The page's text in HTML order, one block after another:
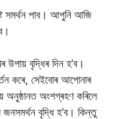
সমৰ্থন পাব। আপুনি আজি
বৃদ্ধিৰ দিন হ’ব।
কৰে, সেইবোৰ আপোনাৰ
অনুষ্ঠানত অংশগ্ৰহণ কৰিলে
বৃদ্ধি হ’ব। কিন্তু